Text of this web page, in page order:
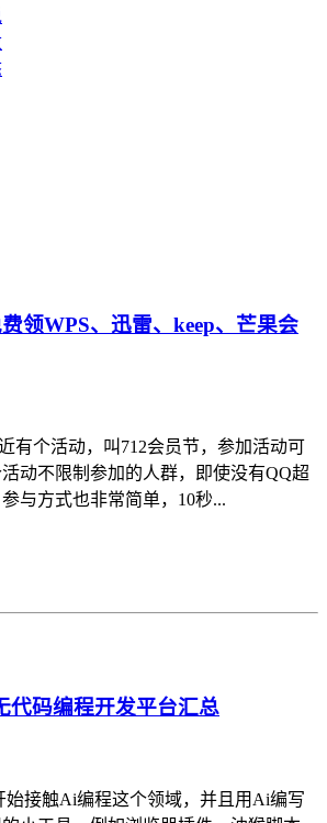
领WPS、迅雷、keep、芒果会
有个活动，叫712会员节，参加活动可
动不限制参加的人群，即使没有QQ超
与方式也非常简单，10秒...
代码编程开发平台汇总
始接触Ai编程这个领域，并且用Ai编写